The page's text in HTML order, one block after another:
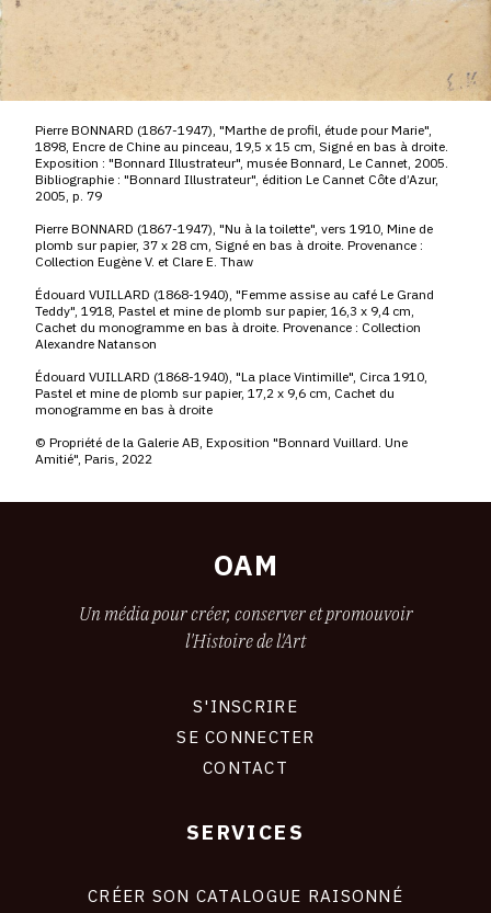
Pierre BONNARD (1867-1947), "Marthe de profil, étude pour Marie",
1898, Encre de Chine au pinceau, 19,5 x 15 cm, Signé en bas à droite.
Exposition : "Bonnard Illustrateur", musée Bonnard, Le Cannet, 2005.
Bibliographie : "Bonnard Illustrateur", édition Le Cannet Côte d’Azur,
2005, p. 79
Pierre BONNARD (1867-1947), "Nu à la toilette", vers 1910, Mine de
plomb sur papier, 37 x 28 cm, Signé en bas à droite. Provenance :
Collection Eugène V. et Clare E. Thaw
Édouard VUILLARD (1868-1940), "Femme assise au café Le Grand
Teddy", 1918, Pastel et mine de plomb sur papier, 16,3 x 9,4 cm,
Cachet du monogramme en bas à droite. Provenance : Collection
Alexandre Natanson
Édouard VUILLARD (1868-1940), "La place Vintimille", Circa 1910,
Pastel et mine de plomb sur papier, 17,2 x 9,6 cm, Cachet du
monogramme en bas à droite
© Propriété de la Galerie AB, Exposition "Bonnard Vuillard. Une
Amitié", Paris, 2022
OAM
Un média pour créer, conserver et promouvoir
l'Histoire de l'Art
S'INSCRIRE
SE CONNECTER
CONTACT
SERVICES
CRÉER SON CATALOGUE RAISONNÉ